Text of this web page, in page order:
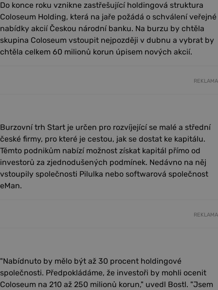
Do konce roku vznikne zastřešující holdingová struktura
Coloseum Holding, která na jaře požádá o schválení veřejné
nabídky akcií Českou národní banku. Na burzu by chtěla
skupina Coloseum vstoupit nejpozději v dubnu a vybrat by
chtěla celkem 60 milionů korun úpisem nových akcií.
REKLAMA
Burzovní trh Start je určen pro rozvíjející se malé a střední
české firmy, pro které je cestou, jak se dostat ke kapitálu.
Těmto podnikům nabízí možnost získat kapitál přímo od
investorů za zjednodušených podmínek. Nedávno na něj
vstoupily společnosti Pilulka nebo softwarová společnost
eMan.
REKLAMA
"Nabídnuto by mělo být až 30 procent holdingové
společnosti. Předpokládáme, že investoři by mohli ocenit
Coloseum na 210 až 250 milionů korun," uvedl Bostl. "Jsem